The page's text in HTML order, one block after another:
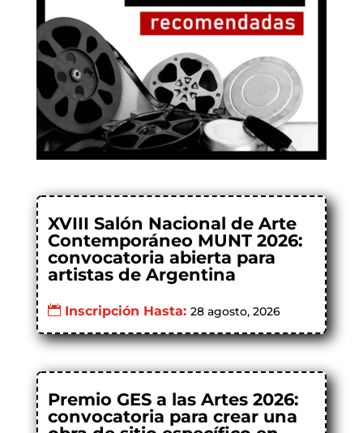
XVIII Salón Nacional de Arte
Contemporáneo MUNT 2026:
convocatoria abierta para
artistas de Argentina
Inscripción Hasta: 28 agosto, 2026
Premio GES a las Artes 2026:
convocatoria para crear una